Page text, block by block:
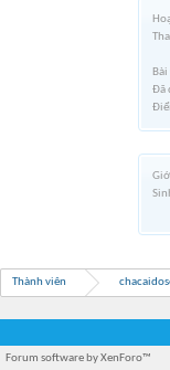
Đã
Thành viên
Forum software by XenForo™